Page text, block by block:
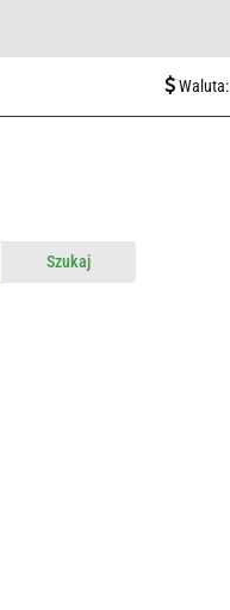
Waluta: